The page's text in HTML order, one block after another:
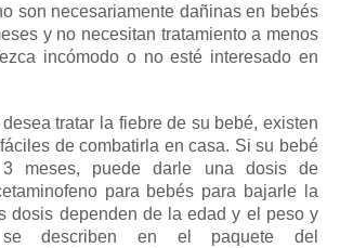
son necesariamente dañinas en bebés
y no necesitan tratamiento a menos
incómodo o no esté interesado en
tratar la fiebre de su bebé, existen
de combatirla en casa. Si su bebé
meses, puede darle una dosis de
para bebés para bajarle la
dosis dependen de la edad y el peso y
se describen en el paquete del